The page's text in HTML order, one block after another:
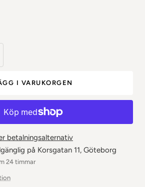
I VARUKORGEN
betalningsalternativ
på Korsgatan 11, Göteborg
24 timmar